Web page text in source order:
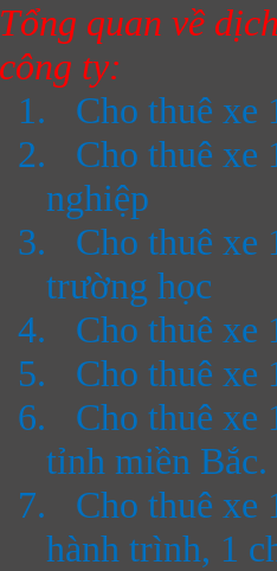
Tổng quan về
công ty:
1.
Cho thuê xe
2.
Cho thuê xe
nghiệp
3.
Cho thuê xe
trường học
4.
Cho thuê xe
5.
Cho thuê xe
6.
Cho thuê xe
tỉnh miền Bắc.
7.
Cho thuê xe
hành trình, 1